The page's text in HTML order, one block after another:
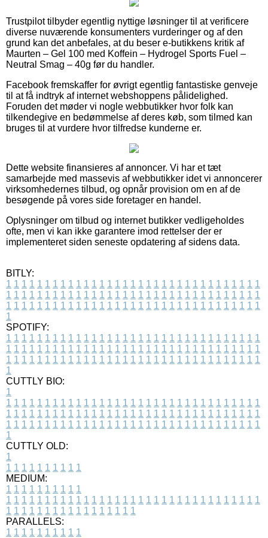
Trustpilot tilbyder egentlig nyttige løsninger til at verificere
diverse nuværende konsumenters vurderinger og af den
grund kan det anbefales, at du beser e-butikkens kritik af
Maurten – Gel 100 med Koffein – Hydrogel Sports Fuel –
Neutral Smag – 40g før du handler.
Facebook fremskaffer for øvrigt egentlig fantastiske genveje
til at få indtryk af internet webshoppens pålidelighed.
Foruden det møder vi nogle webbutikker hvor folk kan
tilkendegive en bedømmelse af deres køb, som tilmed kan
bruges til at vurdere hvor tilfredse kunderne er.
Dette website finansieres af annoncer. Vi har et tæt
samarbejde med massevis af webbutikker idet vi annoncerer
virksomhedernes tilbud, og opnår provision om en af de
besøgende på vores side foretager en handel.
Oplysninger om tilbud og internet butikker vedligeholdes
ofte, men vi kan ikke garantere imod rettelser der er
implementeret siden seneste opdatering af sidens data.
BITLY:
1 1 1 1 1 1 1 1 1 1 1 1 1 1 1 1 1 1 1 1 1 1 1 1 1 1 1 1 1 1 1 1 1
1 1 1 1 1 1 1 1 1 1 1 1 1 1 1 1 1 1 1 1 1 1 1 1 1 1 1 1 1 1 1 1 1
1 1 1 1 1 1 1 1 1 1 1 1 1 1 1 1 1 1 1 1 1 1 1 1 1 1 1 1 1 1 1 1 1
1
SPOTIFY:
1 1 1 1 1 1 1 1 1 1 1 1 1 1 1 1 1 1 1 1 1 1 1 1 1 1 1 1 1 1 1 1 1
1 1 1 1 1 1 1 1 1 1 1 1 1 1 1 1 1 1 1 1 1 1 1 1 1 1 1 1 1 1 1 1 1
1 1 1 1 1 1 1 1 1 1 1 1 1 1 1 1 1 1 1 1 1 1 1 1 1 1 1 1 1 1 1 1 1
1
CUTTLY BIO:
1
1 1 1 1 1 1 1 1 1 1 1 1 1 1 1 1 1 1 1 1 1 1 1 1 1 1 1 1 1 1 1 1 1
1 1 1 1 1 1 1 1 1 1 1 1 1 1 1 1 1 1 1 1 1 1 1 1 1 1 1 1 1 1 1 1 1
1 1 1 1 1 1 1 1 1 1 1 1 1 1 1 1 1 1 1 1 1 1 1 1 1 1 1 1 1 1 1 1 1
1
CUTTLY OLD:
1
1 1 1 1 1 1 1 1 1 1
MEDIUM:
1 1 1 1 1 1 1 1 1 1
1 1 1 1 1 1 1 1 1 1 1 1 1 1 1 1 1 1 1 1 1 1 1 1 1 1 1 1 1 1 1 1 1
1 1 1 1 1 1 1 1 1 1 1 1 1 1 1 1 1
PARALLELS:
1 1 1 1 1 1 1 1 1 1